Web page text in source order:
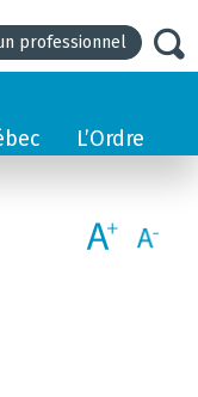
professionnel
L’Ordre